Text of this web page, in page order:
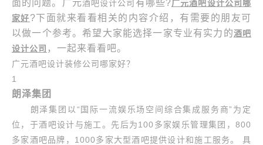
面的问题。广元酒吧设计公司 有哪些?广元酒吧设计公司哪
家好?下面就来看看相关的内容介绍，有需要的朋友可
以做一个参考。希望大家能选择一家专业有实力的酒吧
设计公司 ，一起来看看吧。
广元酒吧设计装修公司哪家好？
1
朗泽集团
朗泽集团以“国际一流娱乐场空间综合集成服务商”为定
位，于酒吧设计与施工。先后为100多家娱乐管理集团，800
多家酒吧品牌，1000多家大型酒吧提供设计和施工服务。 具